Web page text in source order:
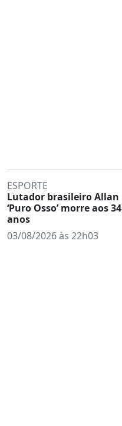
ESPORTE
Lutador brasileiro Allan
‘Puro Osso’ morre aos 34
anos
03/08/2026 às 22h03